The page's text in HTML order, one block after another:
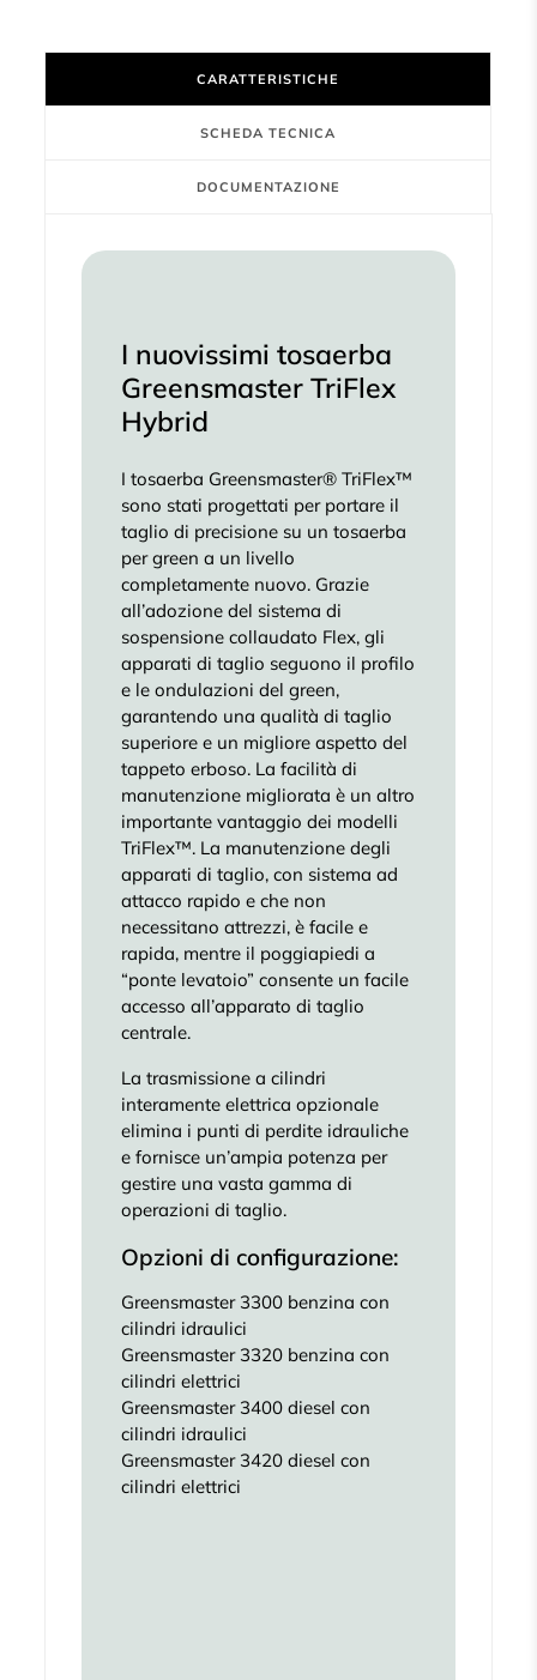
CARATTERISTICHE
SCHEDA TECNICA
DOCUMENTAZIONE
I nuovissimi tosaerba
Greensmaster TriFlex
Hybrid
I tosaerba Greensmaster® TriFlex™
sono stati progettati per portare il
taglio di precisione su un tosaerba
per green a un livello
completamente nuovo. Grazie
all’adozione del sistema di
sospensione collaudato Flex, gli
apparati di taglio seguono il profilo
e le ondulazioni del green,
garantendo una qualità di taglio
superiore e un migliore aspetto del
tappeto erboso. La facilità di
manutenzione migliorata è un altro
importante vantaggio dei modelli
TriFlex™. La manutenzione degli
apparati di taglio, con sistema ad
attacco rapido e che non
necessitano attrezzi, è facile e
rapida, mentre il poggiapiedi a
“ponte levatoio” consente un facile
accesso all’apparato di taglio
centrale.
La trasmissione a cilindri
interamente elettrica opzionale
elimina i punti di perdite idrauliche
e fornisce un’ampia potenza per
gestire una vasta gamma di
operazioni di taglio.
Opzioni di configurazione:
Greensmaster 3300 benzina con
cilindri idraulici
Greensmaster 3320 benzina con
cilindri elettrici
Greensmaster 3400 diesel con
cilindri idraulici
Greensmaster 3420 diesel con
cilindri elettrici